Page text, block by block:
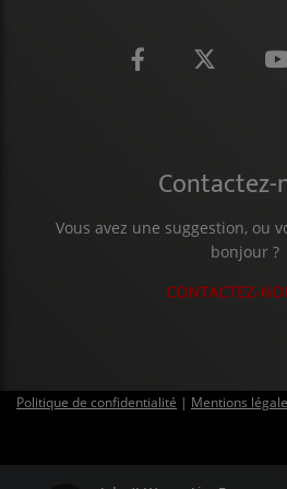
Contactez-
Vous avez une suggestion, ou
bonjour ?
CONTACTEZ-
Politique de confidentialité | Mentions